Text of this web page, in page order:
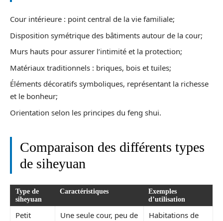
Cour intérieure : point central de la vie familiale;
Disposition symétrique des bâtiments autour de la cour;
Murs hauts pour assurer l’intimité et la protection;
Matériaux traditionnels : briques, bois et tuiles;
Éléments décoratifs symboliques, représentant la richesse
et le bonheur;
Orientation selon les principes du feng shui.
Comparaison des différents types
de siheyuan
Type de
siheyuan
Caractéristiques
Exemples
d’utilisation
Petit Une seule cour, peu de Habitations de